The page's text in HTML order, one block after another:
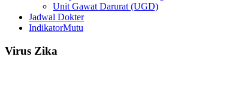
Unit Gawat Darurat (UGD)
Jadwal Dokter
IndikatorMutu
Virus Zika